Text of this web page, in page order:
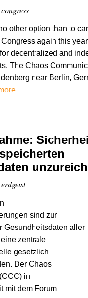
other option than to
again this
decentralized and
The Chaos
near Berlin,
…
sind zur
Gesundheitsdaten aller
zentrale
gesetzlich
Der Chaos
in
mit dem Forum